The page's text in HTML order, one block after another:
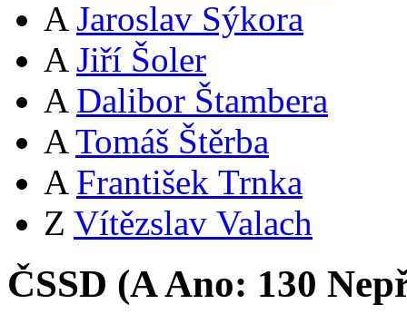
A Jaroslav Sýkora
A Jiří Šoler
A Dalibor Štambera
A Tomáš Štěrba
A František Trnka
Z Vítězslav Valach
ČSSD (AAno: 130